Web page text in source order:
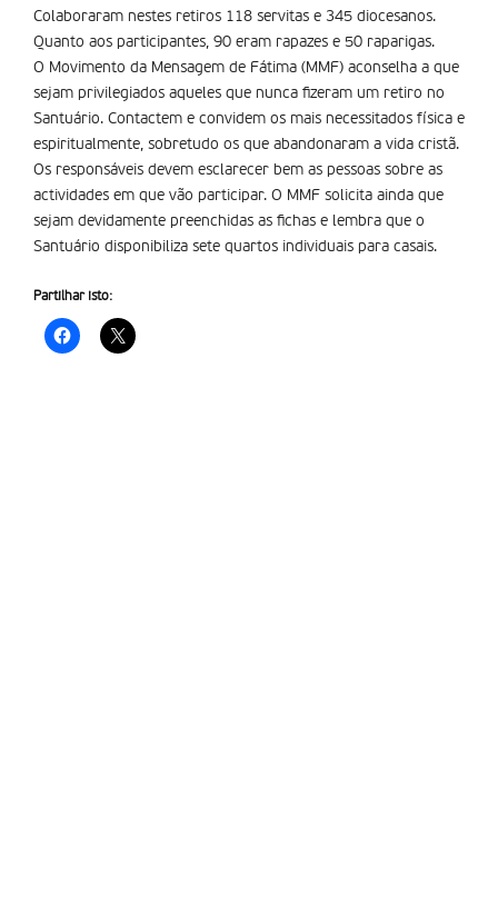
Colaboraram nestes retiros 118 servitas e 345 diocesanos.
Quanto aos participantes, 90 eram rapazes e 50 raparigas.
O Movimento da Mensagem de Fátima (MMF) aconselha a que
sejam privilegiados aqueles que nunca fizeram um retiro no
Santuário. Contactem e convidem os mais necessitados física e
espiritualmente, sobretudo os que abandonaram a vida cristã.
Os responsáveis devem esclarecer bem as pessoas sobre as
actividades em que vão participar. O MMF solicita ainda que
sejam devidamente preenchidas as fichas e lembra que o
Santuário disponibiliza sete quartos individuais para casais.
Partilhar isto: